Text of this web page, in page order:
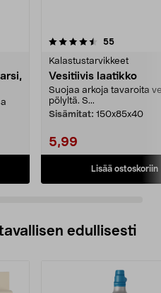
55arvostelut
Kalastustarvikkeet
Vesitiivis laatikko
Suojaa arkoja tavaroita
pölyltä. S...
Sisämitat: 150x85x40
5,99
Lisää ostoskoriin
4.5 viidestä
edullisesti